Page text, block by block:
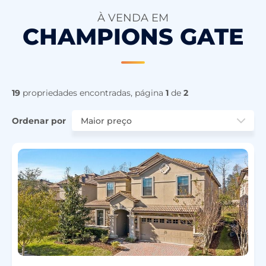
À VENDA EM
CHAMPIONS GATE
19 propriedades encontradas, página 1 de 2
Ordenar por